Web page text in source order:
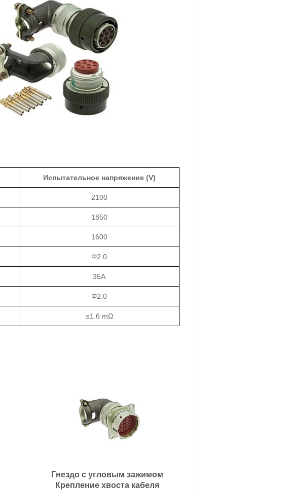
Испытательное напряжение (V)
2100
1850
1600
Φ2.0
35A
Φ2.0
≤1.6 mΩ
Гнездо с угловым зажимом
Крепление хвоста кабеля